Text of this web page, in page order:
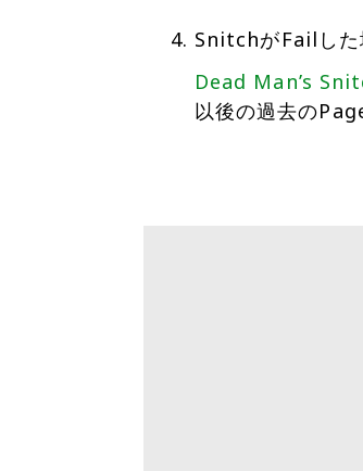
SnitchがFailした
Dead Man’s
以後の過去の